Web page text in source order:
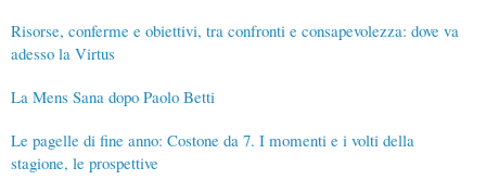
Risorse, conferme e obiettivi, tra confronti e consapevolezza: dove va
adesso la Virtus
La Mens Sana dopo Paolo Betti
Le pagelle di fine anno: Costone da 7. I momenti e i volti della
stagione, le prospettive